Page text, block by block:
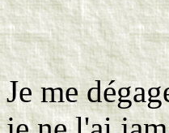
Je me